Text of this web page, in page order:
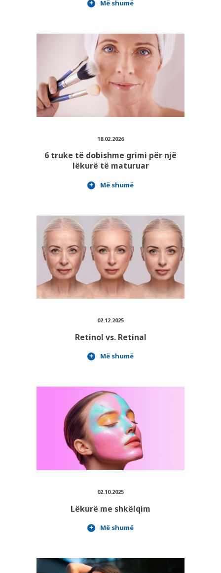
Më shumë
18.02.2026
6 truke të dobishme grimi për një
lëkurë të maturuar
Më shumë
02.12.2025
Retinol vs. Retinal
Më shumë
02.10.2025
Lëkurë me shkëlqim
Më shumë